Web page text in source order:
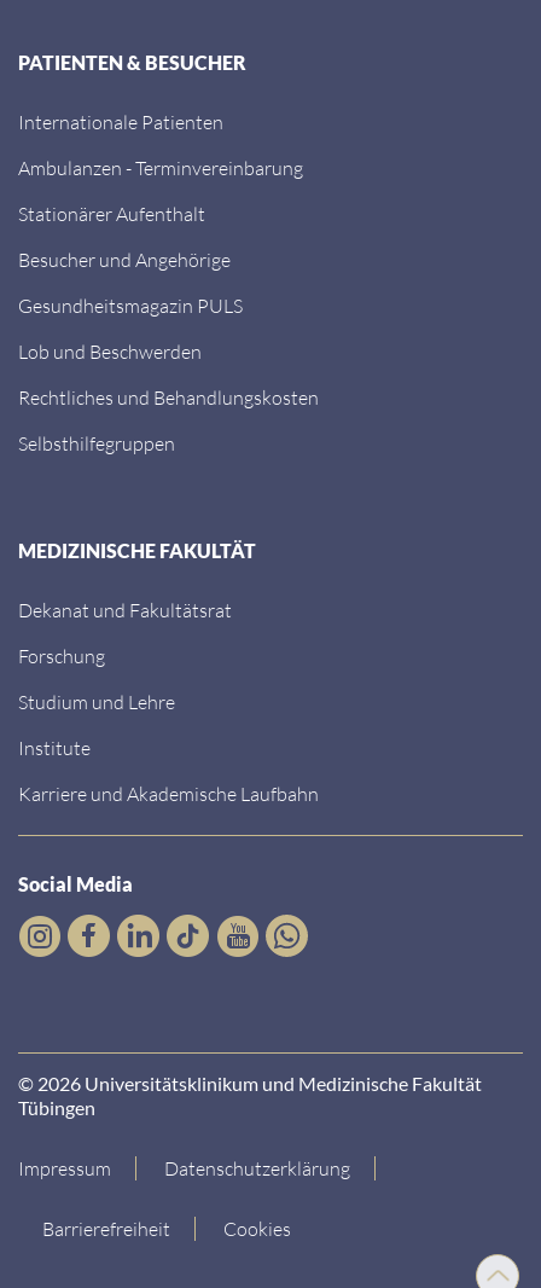
Nach
PATIENTEN & BESUCHER
Internationale Patienten
Ambulanzen - Terminvereinbarung
Stationärer Aufenthalt
Besucher und Angehörige
Gesundheitsmagazin PULS
Lob und Beschwerden
Rechtliches und Behandlungskosten
Selbsthilfegruppen
MEDIZINISCHE FAKULTÄT
Dekanat und Fakultätsrat
Forschung
Studium und Lehre
Institute
Karriere und Akademische Laufbahn
Social Media
© 2026 Universitätsklinikum und Medizinische Fakultät
Tübingen
Impressum Datenschutzerklärung
Barrierefreiheit Cookies